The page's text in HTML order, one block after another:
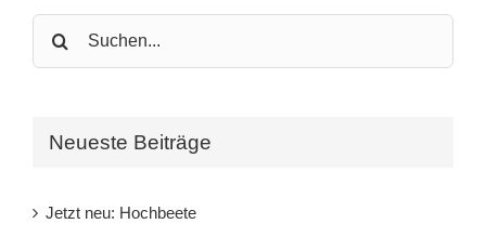
Search
for:
Neueste Beiträge
Jetzt neu: Hochbeete